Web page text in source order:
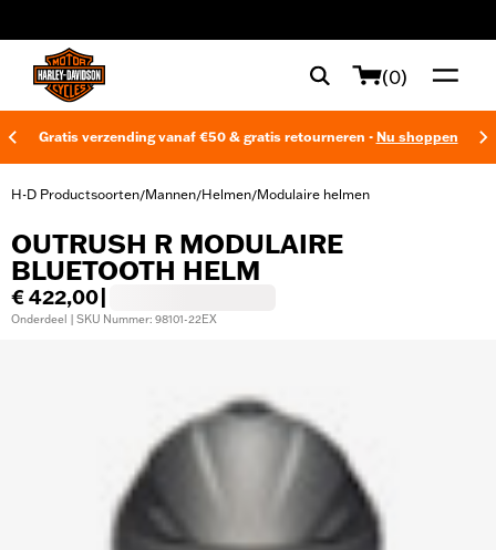
(0)
Gratis verzending vanaf €50 & gratis retourneren - Nu shoppen
H-D Productsoorten/Mannen/Helmen/Modulaire helmen
OUTRUSH R MODULAIRE
BLUETOOTH HELM
€ 422,00
Onderdeel | SKU Nummer: 98101-22EX